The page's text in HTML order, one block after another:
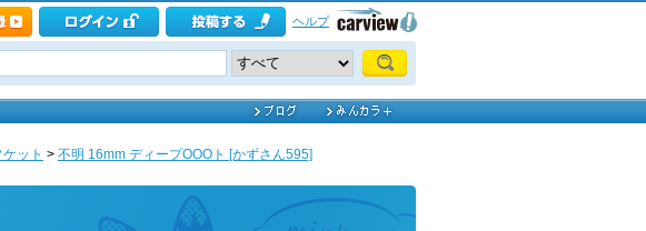
ヘルプ
ケット > 不明 16mm ディープOOOト [かずさん595]